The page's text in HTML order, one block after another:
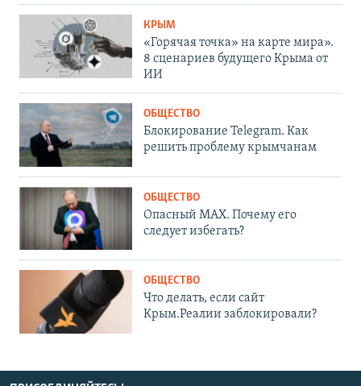
КРЫМ
«Горячая точка» на карте мира».
8 сценариев будущего Крыма от
ИИ
ОБЩЕСТВО
Блокирование Telegram. Как
решить проблему крымчанам
ОБЩЕСТВО
Опасный MAX. Почему его
следует избегать?
ОБЩЕСТВО
Что делать, если сайт
Крым.Реалии заблокировали?